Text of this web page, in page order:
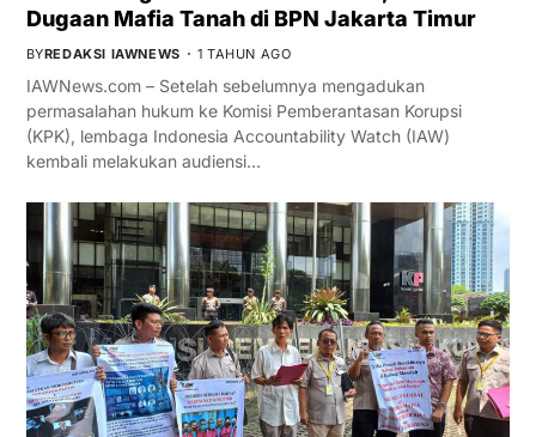
Dugaan Mafia Tanah di BPN Jakarta Timur
BYREDAKSI IAWNEWS 1 TAHUN AGO
IAWNews.com – Setelah sebelumnya mengadukan
permasalahan hukum ke Komisi Pemberantasan Korupsi
(KPK), lembaga Indonesia Accountability Watch (IAW)
kembali melakukan audiensi…